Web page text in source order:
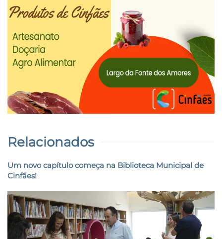
Relacionados
Um novo capítulo começa na Biblioteca Municipal de
Cinfães!